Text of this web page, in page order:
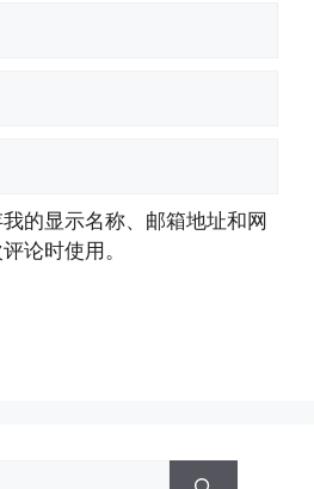
的显示名称、邮箱地址和网
论时使用。